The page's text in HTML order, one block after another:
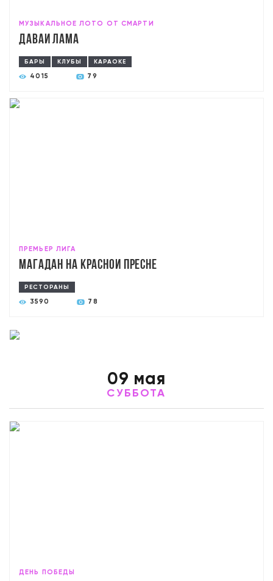
МУЗЫКАЛЬНОЕ ЛОТО ОТ СМАРТИ
Давай лама
БАРЫ КЛУБЫ КАРАОКЕ
4015 79
ПРЕМЬЕР ЛИГА
Магадан на Красной Пресне
РЕСТОРАНЫ
3590 78
09 мая
СУББОТА
ДЕНЬ ПОБЕДЫ